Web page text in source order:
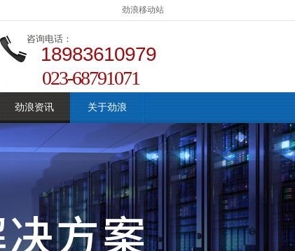
劲浪移动站
咨询电话：
18983610979
023-68791071
劲浪资讯 关于劲浪